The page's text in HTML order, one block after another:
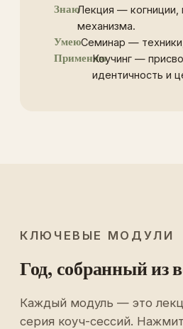
ЗнаюЛекция — когниции,
механизма.
УмеюСеминар —
ПрименяюКоучинг —
идентичность и
КЛЮЧЕВЫЕ МОДУЛИ
Год, собранный из
Каждый модуль — это
серия коуч-сессий.